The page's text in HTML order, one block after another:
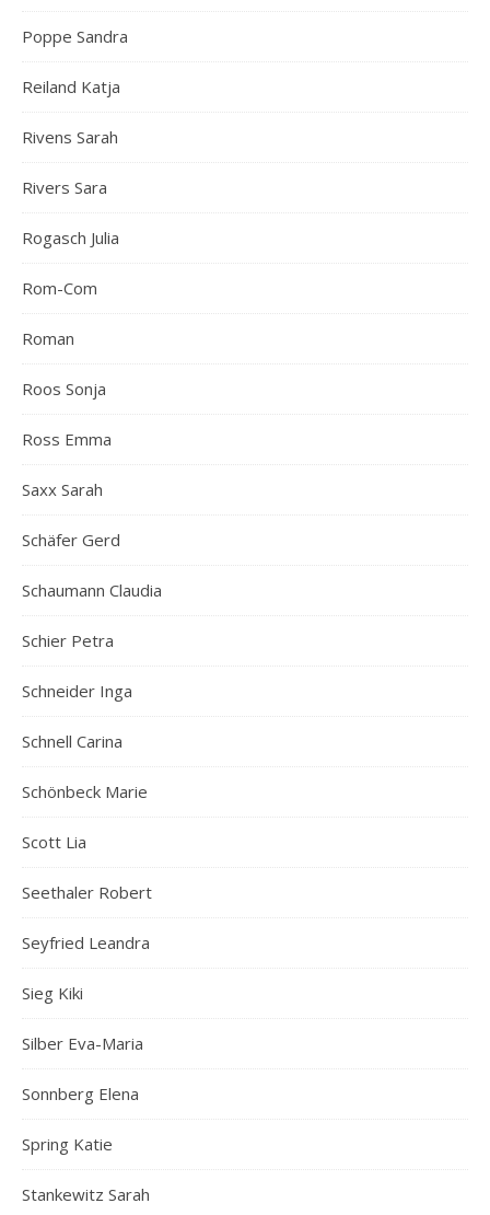
Poppe Sandra
Reiland Katja
Rivens Sarah
Rivers Sara
Rogasch Julia
Rom-Com
Roman
Roos Sonja
Ross Emma
Saxx Sarah
Schäfer Gerd
Schaumann Claudia
Schier Petra
Schneider Inga
Schnell Carina
Schönbeck Marie
Scott Lia
Seethaler Robert
Seyfried Leandra
Sieg Kiki
Silber Eva-Maria
Sonnberg Elena
Spring Katie
Stankewitz Sarah